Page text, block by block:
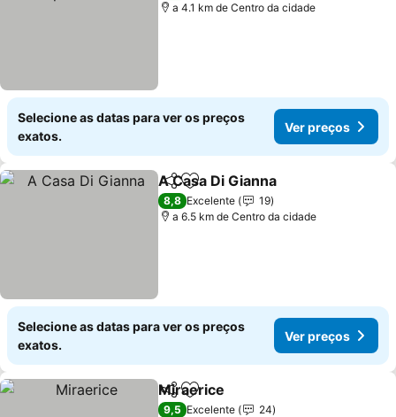
a 4.1 km de Centro da cidade
Selecione as datas para ver os preços
exatos.
Ver preços
PartilharAdicionar aos favoritos
A Casa Di Gianna
8,8 Excelente
19
a 6.5 km de Centro da cidade
Selecione as datas para ver os preços
exatos.
Ver preços
PartilharAdicionar aos favoritos
Miraerice
9,5 Excelente
24